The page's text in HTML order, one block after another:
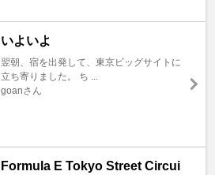
いよいよ
翌朝、宿を出発して、東京ビッグサイトに
立ち寄りました。 ち ...
goanさん
Formula E Tokyo Street Circui